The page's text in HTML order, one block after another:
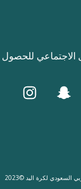
الاجتماعي للحصول
السعودي لكرة اليد ©2023